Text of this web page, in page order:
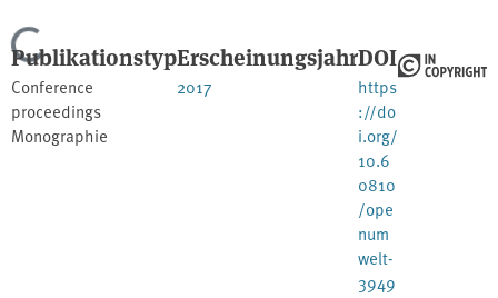
Lade...
Publikationstyp
Conference
proceedings
Monographie
Erscheinungsjahr
2017
DOI
https
://do
i.org/
10.6
0810
/ope
num
welt-
3949